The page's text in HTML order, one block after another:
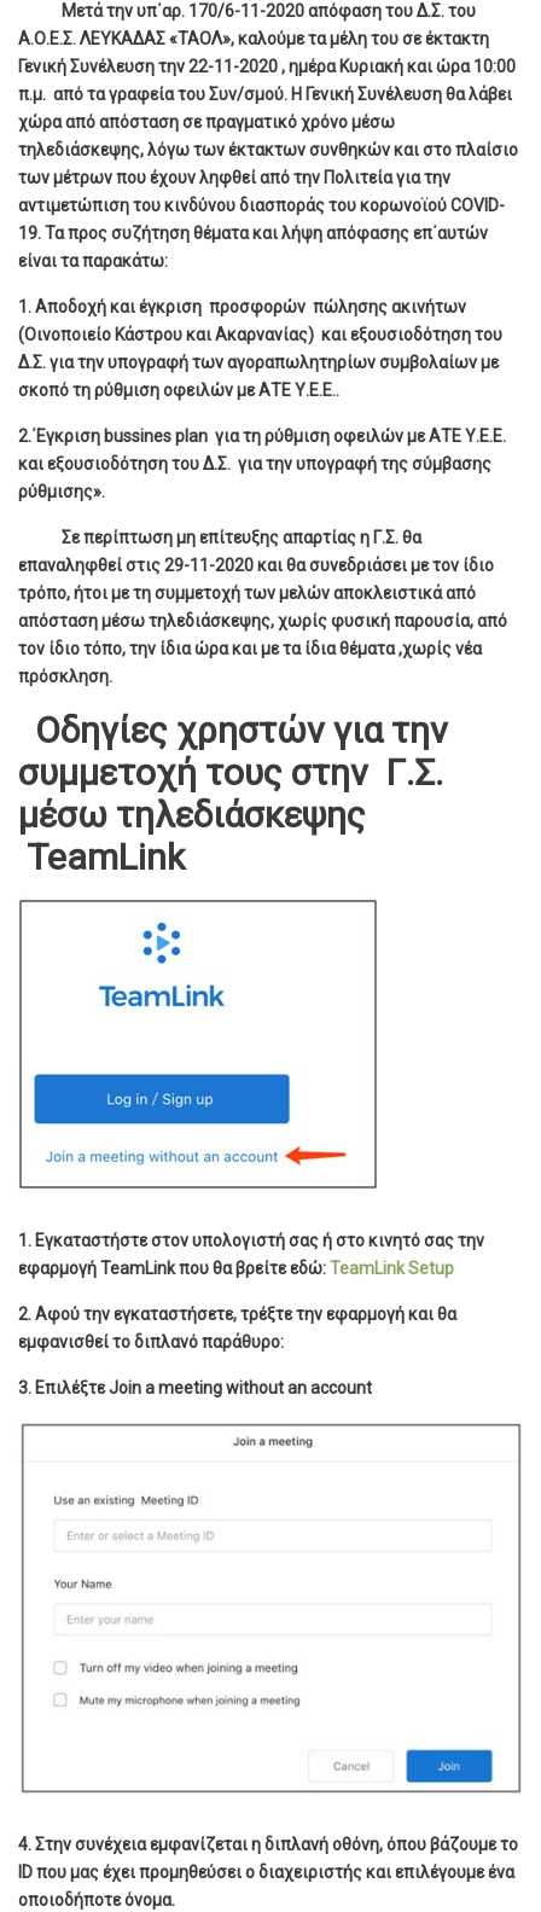
Μετά την υπ΄αρ. 170/6-11-2020 απόφαση του Δ.Σ. του
Α.Ο.Ε.Σ. ΛΕΥΚΑΔΑΣ «ΤΑΟΛ», καλούμε τα μέλη του σε έκτακτη
Γενική Συνέλευση την 22-11-2020 , ημέρα Κυριακή και ώρα 10:00
π.μ. από τα γραφεία του Συν/σμού. Η Γενική Συνέλευση θα λάβει
χώρα από απόσταση σε πραγματικό χρόνο μέσω
τηλεδιάσκεψης, λόγω των έκτακτων συνθηκών και στο πλαίσιο
των μέτρων που έχουν ληφθεί από την Πολιτεία για την
αντιμετώπιση του κινδύνου διασποράς του κορωνοϊούCOVID-
19. Τα προς συζήτηση θέματα και λήψη απόφασης επ΄αυτών
είναι τα παρακάτω:
1. Αποδοχή και έγκριση προσφορών πώλησης ακινήτων
(Οινοποιείο Κάστρου και Ακαρνανίας) και εξουσιοδότηση του
Δ.Σ. για την υπογραφή των αγοραπωλητηρίων συμβολαίων με
σκοπό τη ρύθμιση οφειλών με ΑΤΕ Υ.Ε.Ε..
2.΄Εγκριση bussinesplan για τη ρύθμιση οφειλών με ΑΤΕ Υ.Ε.Ε.
και εξουσιοδότηση του Δ.Σ. για την υπογραφή της σύμβασης
ρύθμισης».
Σε περίπτωση μη επίτευξης απαρτίας η Γ.Σ. θα
επαναληφθεί στις 29-11-2020 και θα συνεδριάσει με τον ίδιο
τρόπο, ήτοι με τη συμμετοχή των μελών αποκλειστικά από
απόσταση μέσω τηλεδιάσκεψης, χωρίς φυσική παρουσία, από
τον ίδιο τόπο, την ίδια ώρα και με τα ίδια θέματα ,χωρίς νέα
πρόσκληση.
Οδηγίες χρηστών για την
συμμετοχή τους στην Γ.Σ.
μέσω τηλεδιάσκεψης
TeamLink
1. Εγκαταστήστε στον υπολογιστή σας ή στο κινητό σας την
εφαρμογή TeamLink που θα βρείτε εδώ:TeamLink Setup
2. Αφού την εγκαταστήσετε, τρέξτε την εφαρμογή και θα
εμφανισθεί το διπλανό παράθυρο:
3. Επιλέξτε Join a meeting without an account
4. Στην συνέχεια εμφανίζεται η διπλανή οθόνη, όπου βάζουμε το
ID που μας έχει προμηθεύσει ο διαχειριστής και επιλέγουμε ένα
οποιοδήποτε όνομα.